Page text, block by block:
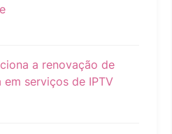
a renovação de
em serviços de IPTV